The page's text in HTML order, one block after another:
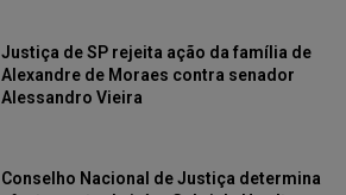
Justiça de SP rejeita ação da família de
Alexandre de Moraes contra senador
Alessandro Vieira
Conselho Nacional de Justiça determina